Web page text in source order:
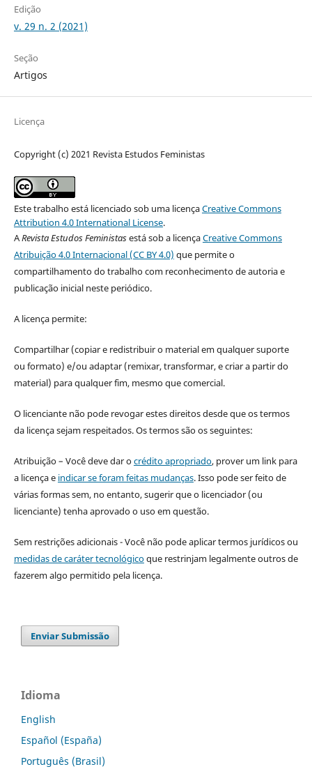
Edição
v. 29 n. 2 (2021)
Seção
Artigos
Licença
Copyright (c) 2021 Revista Estudos Feministas
Este trabalho está licenciado sob uma licençaCreative Commons
Attribution 4.0 International License.
ARevista Estudos Feministasestá sob a licençaCreative Commons
Atribuição 4.0 Internacional (CC BY 4.0) que permite o
compartilhamento do trabalho com reconhecimento de autoria e
publicação inicial neste periódico.
A licença permite:
Compartilhar (copiar e redistribuir o material em qualquer suporte
ou formato) e/ou adaptar (remixar, transformar, e criar a partir do
material) para qualquer fim, mesmo que comercial.
O licenciante não pode revogar estes direitos desde que os termos
da licença sejam respeitados. Os termos são os seguintes:
Atribuição – Você deve dar ocrédito apropriado, prover um link para
a licença e indicar se foram feitas mudanças. Isso pode ser feito de
várias formas sem, no entanto, sugerir que o licenciador (ou
licenciante) tenha aprovado o uso em questão.
Sem restrições adicionais - Você não pode aplicar termos jurídicos ou
medidas de caráter tecnológicoque restrinjam legalmente outros de
fazerem algo permitido pela licença.
Enviar Submissão
Idioma
English
Español (España)
Português (Brasil)